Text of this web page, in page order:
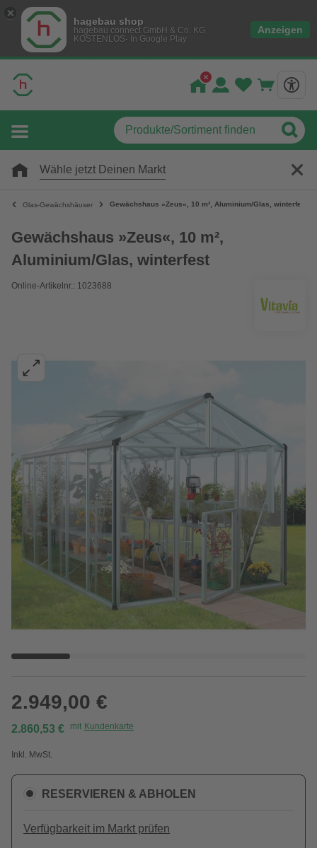
hagebau shop
hagebau connect GmbH & Co. KG
KOSTENLOS- In Google Play
Anzeigen
Wähle jetzt Deinen Markt
Glas-Gewächshäuser Gewächshaus »Zeus«, 10 m², Aluminium/Glas, winterfest
Gewächshaus »Zeus«, 10 m²,
Aluminium/Glas, winterfest
Online-Artikelnr.: 1023688
2.949,00 €
2.860,53 € mit Kundenkarte
Inkl. MwSt.
RESERVIEREN & ABHOLEN
Verfügbarkeit im Markt prüfen